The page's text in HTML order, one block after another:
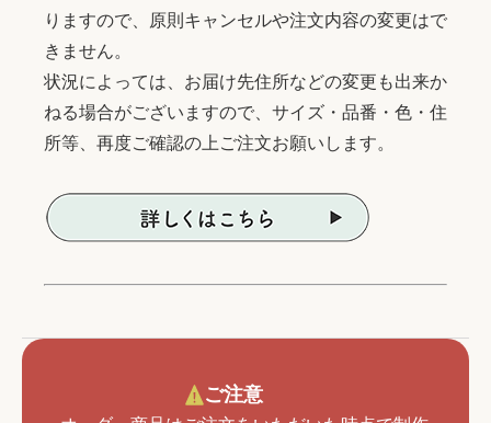
りますので、原則キャンセルや注文内容の変更はで
きません。
状況によっては、お届け先住所などの変更も出来か
ねる場合がございますので、サイズ・品番・色・住
所等、再度ご確認の上ご注文お願いします。
ご注意